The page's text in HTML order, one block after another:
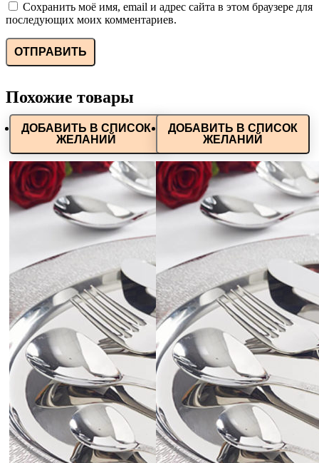
Сохранить моё имя, email и адрес сайта в этом браузере для
последующих моих комментариев.
Похожие товары
ДОБАВИТЬ В СПИСОК
ЖЕЛАНИЙ
ДОБАВИТЬ В СПИСОК
ЖЕЛАНИЙ